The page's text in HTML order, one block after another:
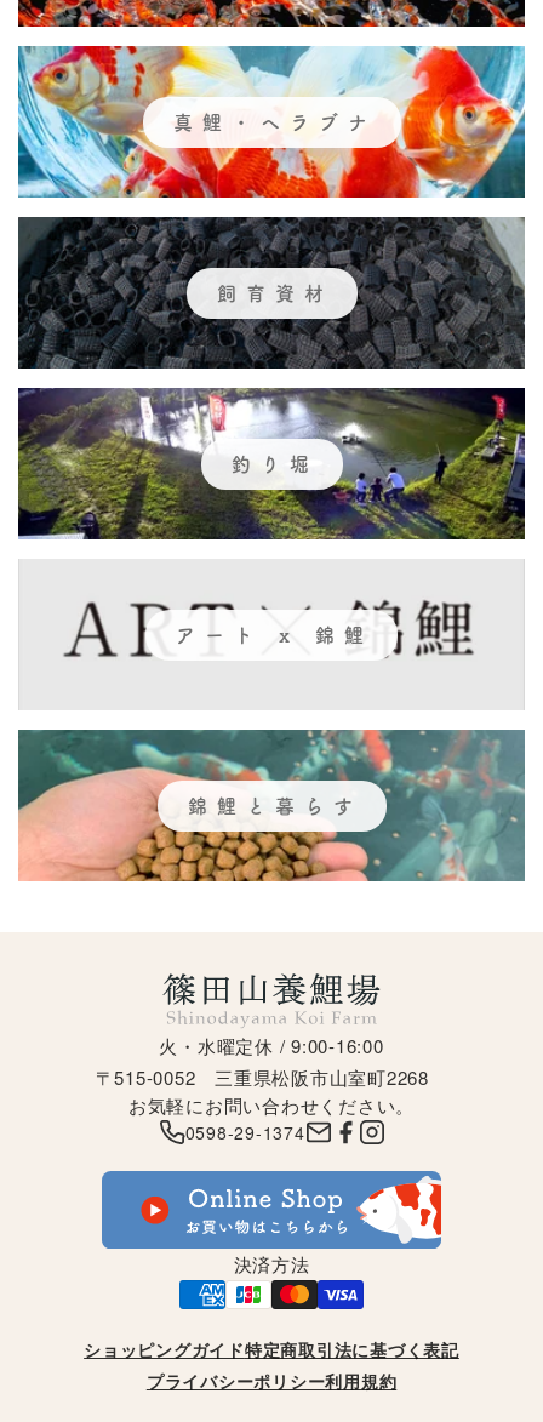
真鯉・ヘラブナ
飼育資材
釣り堀
アート x 錦鯉
錦鯉と暮らす
火・水曜定休 / 9:00-16:00
〒515-0052 三重県松阪市山室町2268
お気軽にお問い合わせください。
0598-29-1374
決済方法
ショッピングガイド特定商取引法に基づく表記
プライバシーポリシー利用規約